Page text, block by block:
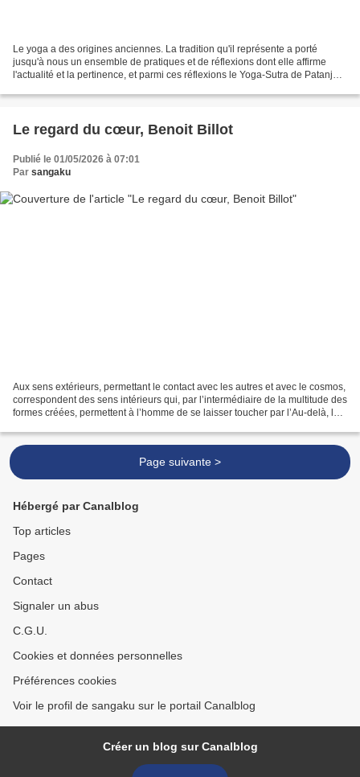
Le yoga a des origines anciennes. La tradition qu'il représente a porté
jusqu'à nous un ensemble de pratiques et de réflexions dont elle affirme
l'actualité et la pertinence, et parmi ces réflexions le Yoga-Sutra de Patanjali
Le regard du cœur, Benoit Billot
Publié le 01/05/2026 à 07:01
Par sangaku
Aux sens extérieurs, permettant le contact avec les autres et avec le cosmos,
correspondent des sens intérieurs qui, par l’intermédiaire de la multitude des
formes créées, permettent à l’homme de se laisser toucher par l’Au-delà, le
Page suivante >
Hébergé par Canalblog
Top articles
Pages
Contact
Signaler un abus
C.G.U.
Cookies et données personnelles
Préférences cookies
Voir le profil de sangaku sur le portail Canalblog
Créer un blog sur Canalblog